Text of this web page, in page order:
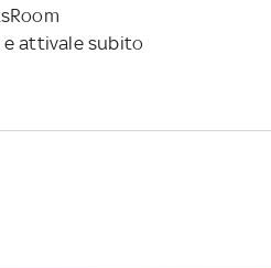
attivale subito